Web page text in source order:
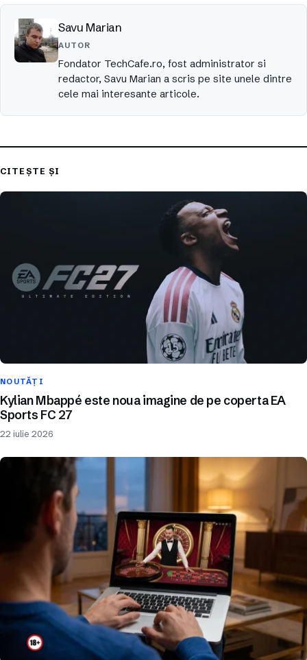
Savu Marian
AUTOR
Fondator TechCafe.ro, fost administrator si
redactor, Savu Marian a scris pe site unele dintre
cele mai interesante articole.
CITEȘTE ȘI
NOUTĂȚI
Kylian Mbappé este noua imagine de pe coperta EA
Sports FC 27
22 iulie 2026